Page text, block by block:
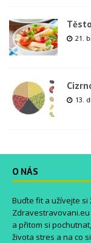
21.
13.
O NÁS
Buďte fit a užívejte
Zdravestravovani.eu
a přitom si
života stres a na co